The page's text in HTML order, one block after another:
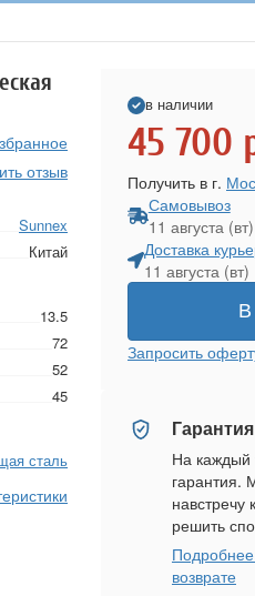
отзыв
Sunnex
Китай
13.5
72
52
45
сталь
в наличии
45 700
Получить в г.
Самовывоз
11 августа (вт)
Доставка
11 августа (вт)
В
Запросить
Гарантия
На каждый
гарантия.
навстречу
решить
возврате